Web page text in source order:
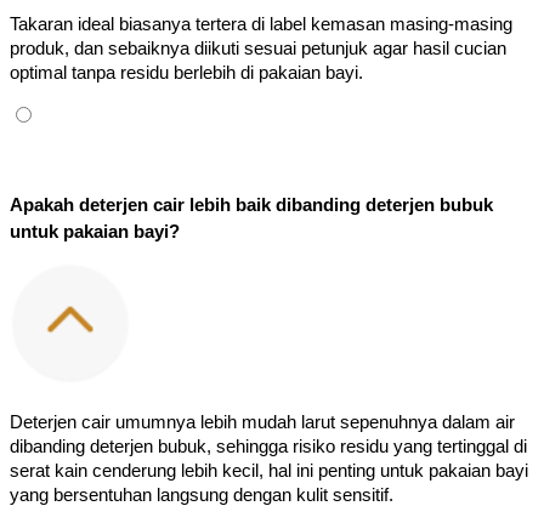
Takaran ideal biasanya tertera di label kemasan masing-masing
produk, dan sebaiknya diikuti sesuai petunjuk agar hasil cucian
optimal tanpa residu berlebih di pakaian bayi.
Apakah deterjen cair lebih baik dibanding deterjen bubuk
untuk pakaian bayi?
Deterjen cair umumnya lebih mudah larut sepenuhnya dalam air
dibanding deterjen bubuk, sehingga risiko residu yang tertinggal di
serat kain cenderung lebih kecil, hal ini penting untuk pakaian bayi
yang bersentuhan langsung dengan kulit sensitif.